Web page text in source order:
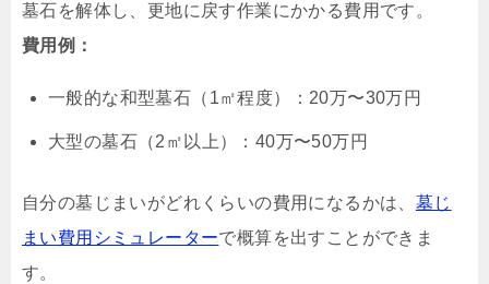
墓石を解体し、更地に戻す作業にかかる費用です。
費用例：
一般的な和型墓石（1㎡程度）：20万〜30万円
大型の墓石（2㎡以上）：40万〜50万円
自分の墓じまいがどれくらいの費用になるかは、 墓じ
まい費用シミュレーターで概算を出すことができま
す。